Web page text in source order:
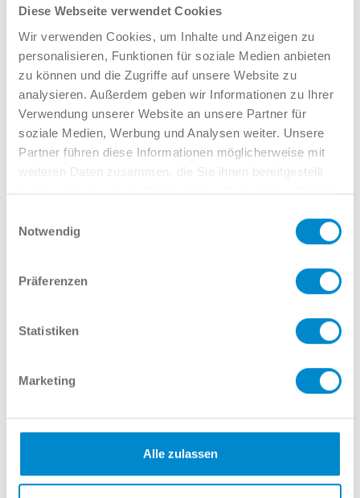
Diese Webseite verwendet Cookies
Wir verwenden Cookies, um Inhalte und Anzeigen zu
personalisieren, Funktionen für soziale Medien anbieten
zu können und die Zugriffe auf unsere Website zu
analysieren. Außerdem geben wir Informationen zu Ihrer
Verwendung unserer Website an unsere Partner für
soziale Medien, Werbung und Analysen weiter. Unsere
Partner führen diese Informationen möglicherweise mit
weiteren Daten zusammen, die Sie ihnen bereitgestellt
haben oder die sie im Rahmen Ihrer Nutzung der Dienste
Notwendig
Präferenzen
Statistiken
Marketing
Alle zulassen
Lars Linkamp
Verkauf GW
02381 7998-522
llinkamp@potthoff.de
Oder gern direkt per Mail oder
Telefon:
E-Mail
Nachricht